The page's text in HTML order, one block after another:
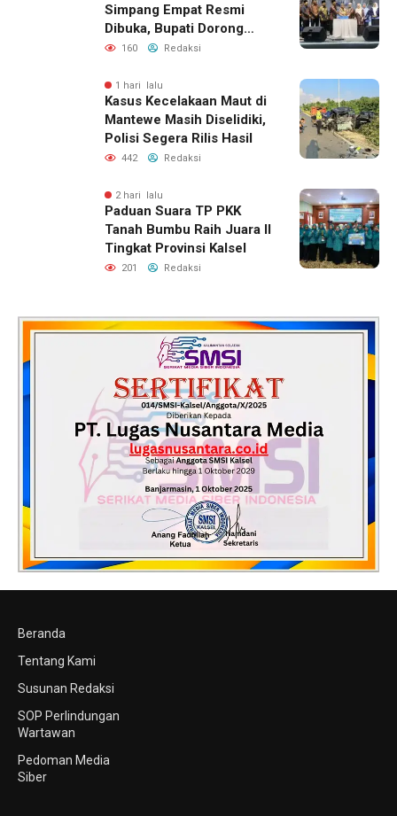
Simpang Empat Resmi
Dibuka, Bupati Dorong
Lahirnya Generasi Qur’ani
160 Redaksi
1 hari lalu
Kasus Kecelakaan Maut di
Mantewe Masih Diselidiki,
Polisi Segera Rilis Hasil
442 Redaksi
2 hari lalu
Paduan Suara TP PKK
Tanah Bumbu Raih Juara II
Tingkat Provinsi Kalsel
201 Redaksi
Beranda
Tentang Kami
Susunan Redaksi
SOP Perlindungan
Wartawan
Pedoman Media
Siber